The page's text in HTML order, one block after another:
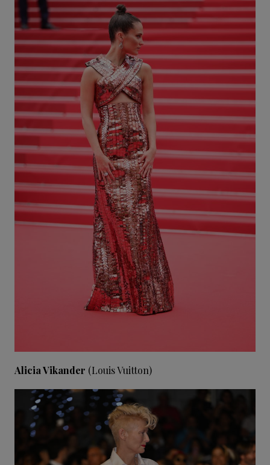
Alicia Vikander (Louis Vuitton)